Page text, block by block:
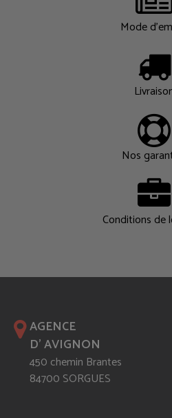
Mode
Nos
Conditions de
AGENCE
D' AVIGNON
450 chemin Brantes
84700 SORGUES